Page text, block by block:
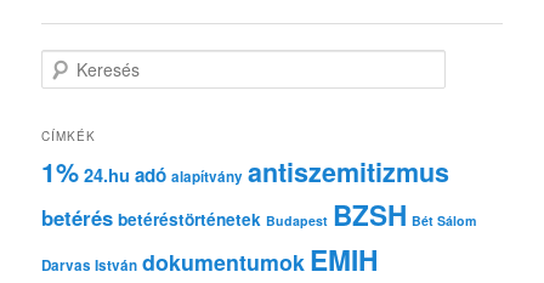
e
e
é
CÍMKÉK
1% 24.hu adó alapítvány antiszemitizmus
betérés betéréstörténetek Budapest BZSH Bét Sálom
Darvas István dokumentumok EMIH